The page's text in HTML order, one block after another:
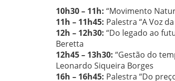
10h30 – 11h: “Movimento
11h – 11h45: Palestra “A Voz
12h – 12h30: “Do legado ao
Beretta
12h45 – 13h30: “Gestão do
Leonardo Siqueira Borges
16h – 16h45: Palestra “Do